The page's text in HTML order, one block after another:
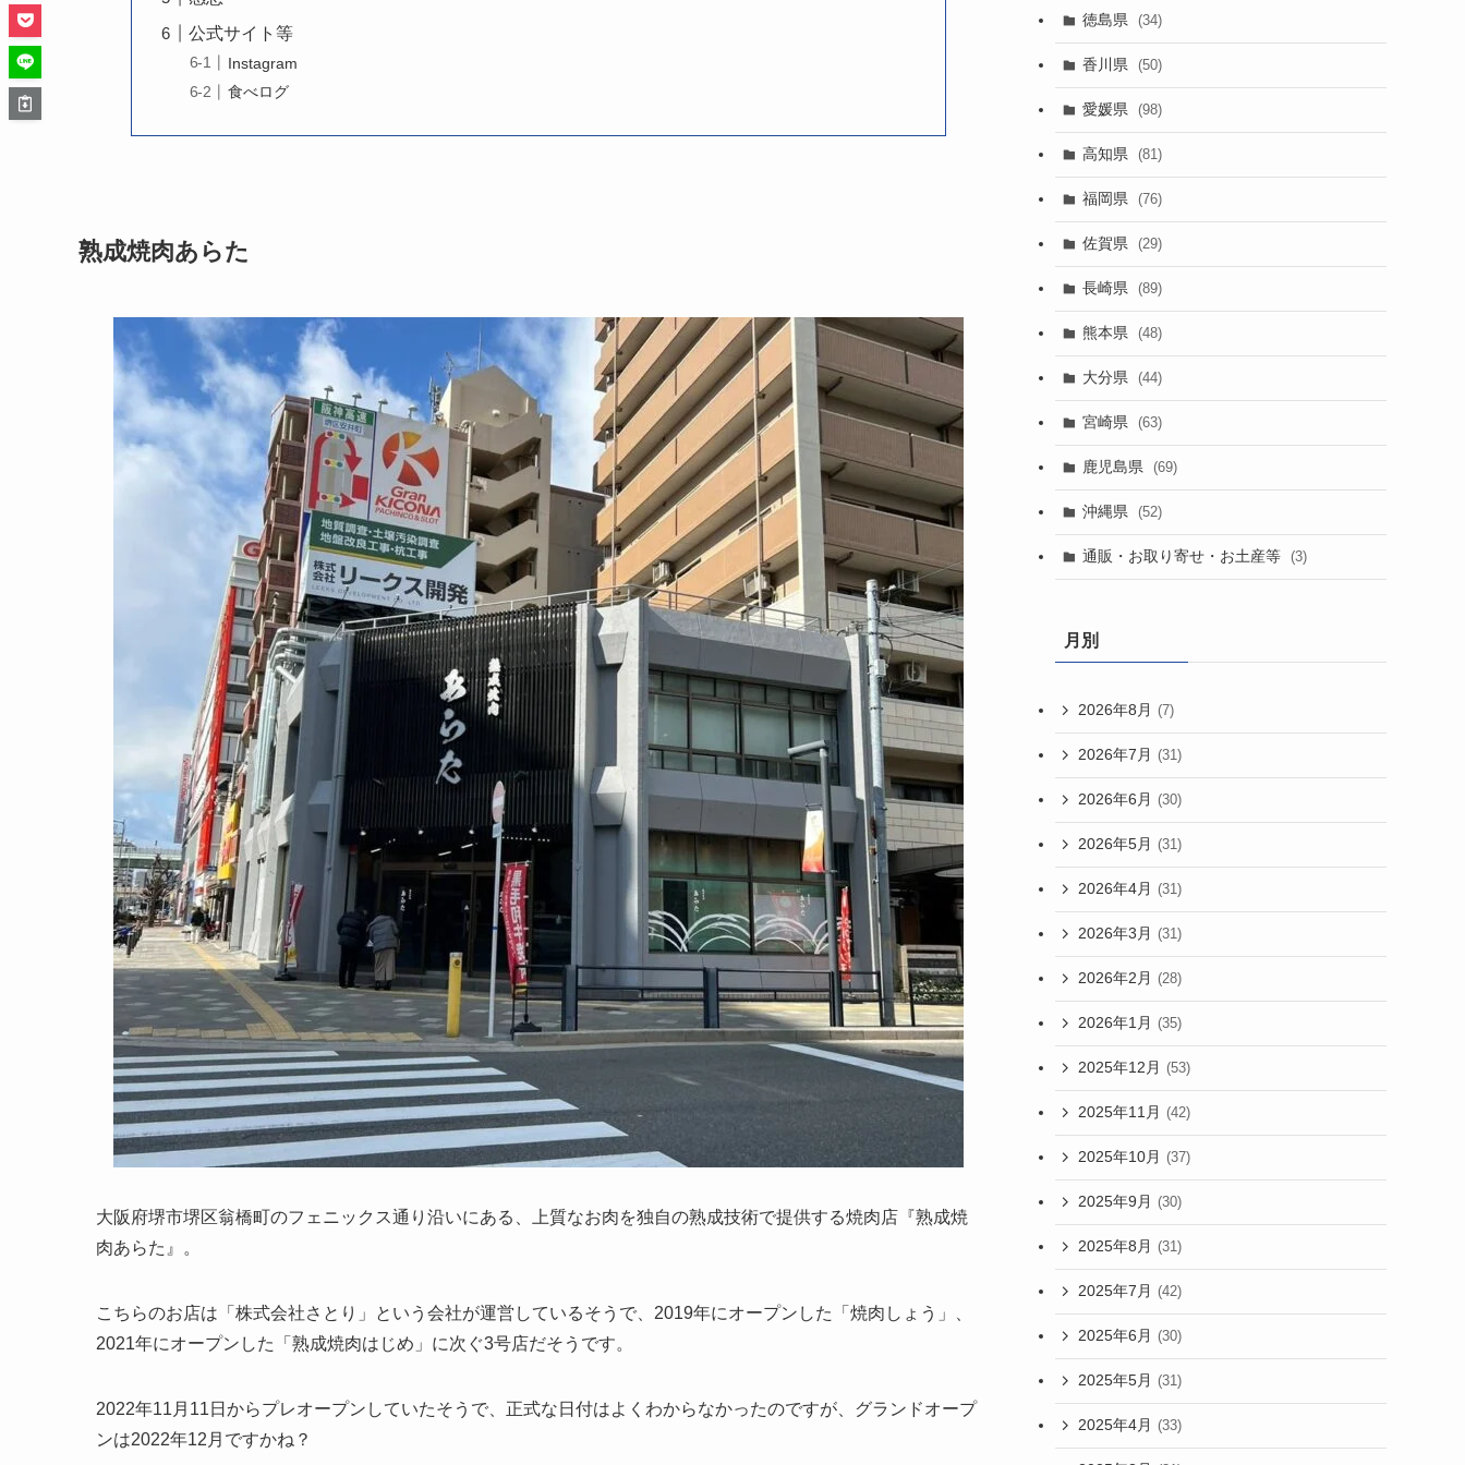
公式サイト等
Instagram
食べログ
熟成焼肉あらた
大阪府堺市堺区翁橋町のフェニックス通り沿いにある、上質なお肉を独自の熟成技術で提供する焼肉店『熟成焼
肉あらた』。
こちらのお店は「株式会社さとり」という会社が運営しているそうで、2019年にオープンした「焼肉しょう」、
2021年にオープンした「熟成焼肉はじめ」に次ぐ3号店だそうです。
2022年11月11日からプレオープンしていたそうで、正式な日付はよくわからなかったのですが、グランドオープ
ンは2022年12月ですかね？
徳島県 (34)
香川県 (50)
愛媛県 (98)
高知県 (81)
福岡県 (76)
佐賀県 (29)
長崎県 (89)
熊本県 (48)
大分県 (44)
宮崎県 (63)
鹿児島県 (69)
沖縄県 (52)
通販・お取り寄せ・お土産等 (3)
月別
2026年8月 (7)
2026年7月 (31)
2026年6月 (30)
2026年5月 (31)
2026年4月 (31)
2026年3月 (31)
2026年2月 (28)
2026年1月 (35)
2025年12月 (53)
2025年11月 (42)
2025年10月 (37)
2025年9月 (30)
2025年8月 (31)
2025年7月 (42)
2025年6月 (30)
2025年5月 (31)
2025年4月 (33)